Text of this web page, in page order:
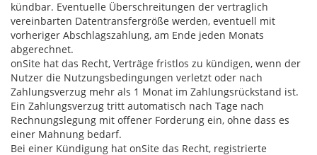
kündbar. Eventuelle Überschreitungen der vertraglich
vereinbarten Datentransfergröße werden, eventuell mit
vorheriger Abschlagszahlung, am Ende jeden Monats
abgerechnet.
onSite hat das Recht, Verträge fristlos zu kündigen, wenn der
Nutzer die Nutzungsbedingungen verletzt oder nach
Zahlungsverzug mehr als 1 Monat im Zahlungsrückstand ist.
Ein Zahlungsverzug tritt automatisch nach Tage nach
Rechnungslegung mit offener Forderung ein, ohne dass es
einer Mahnung bedarf.
Bei einer Kündigung hat onSite das Recht, registrierte